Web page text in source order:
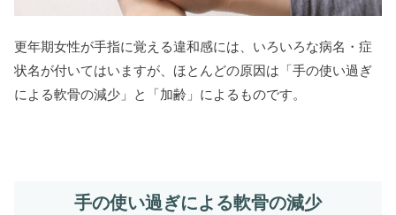
更年期女性が手指に覚える違和感には、いろいろな病名・症
状名が付いてはいますが、ほとんどの原因は「手の使い過ぎ
による軟骨の減少」と「加齢」によるものです。
手の使い過ぎによる軟骨の減少